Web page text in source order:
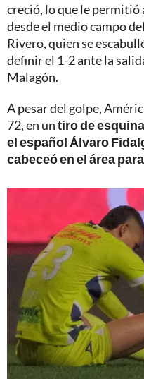
creció, lo que le permitió
desde el medio campo
Rivero, quien se
definir el 1-2 ante la
Malagón.
A pesar del golpe,
72, en untiro de
el español Álvaro
cabeceó en el área